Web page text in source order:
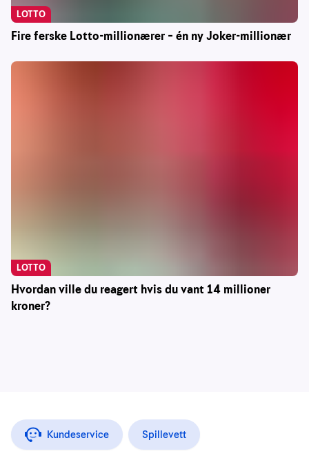
Fire ferske Lotto-millionærer – én ny Joker-millionær
LOTTO
Hvordan ville du reagert hvis du vant 14 millioner
kroner?
LOTTO
Kundeservice Spillevett